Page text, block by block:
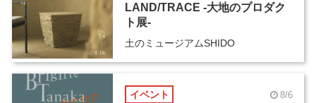
LAND/TRACE -大地のプロダク
ト展-
土のミュージアムSHIDO
イベント 8/6